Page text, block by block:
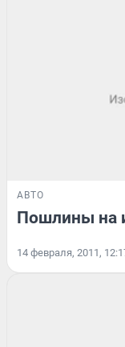
АВТО
Пошлины на
14 февраля, 2011,